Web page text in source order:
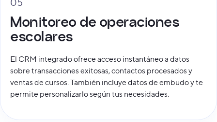
Monitoreo de operaciones
escolares
El CRM integrado ofrece acceso instantáneo a datos
sobre transacciones exitosas, contactos procesados y
ventas de cursos. También incluye datos de embudo y te
permite personalizarlo según tus necesidades.